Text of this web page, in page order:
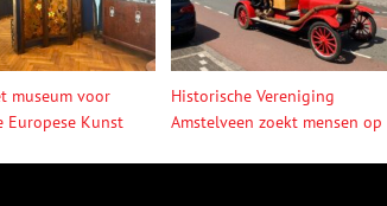
museum voor
Europese Kunst
Historische Vereniging
Amstelveen zoekt mensen op